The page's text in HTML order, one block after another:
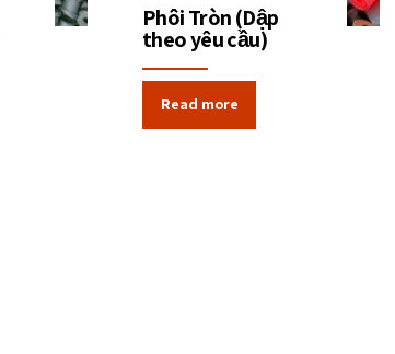
Phôi Tròn (Dập
theo yêu cầu)
Read more